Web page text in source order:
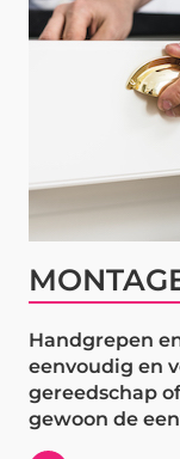
Handgrepen
eenvoudig en
gereedschap
gewoon de